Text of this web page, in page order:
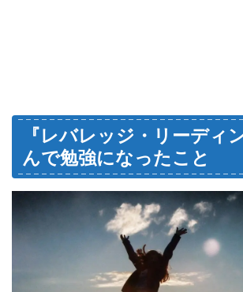
『レバレッジ・リーディ
んで勉強になったこと